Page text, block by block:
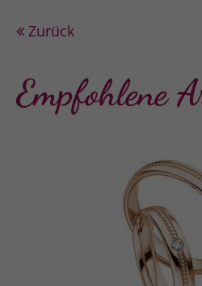
Zurück
Empfohlene